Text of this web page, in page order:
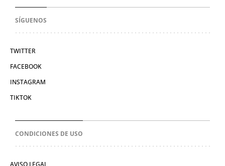
SÍGUENOS
TWITTER
FACEBOOK
INSTAGRAM
TIKTOK
CONDICIONES DE USO
AVISO LEGAL